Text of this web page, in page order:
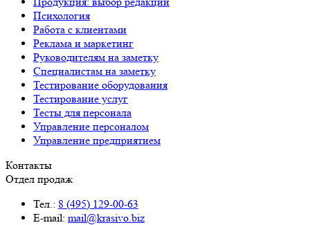
Психология
Работа с клиентами
Реклама и маркетинг
Руководителям на заметку
Специалистам на заметку
Тестирование оборудования
Тестирование услуг
Тесты для персонала
Управление персоналом
Управление предприятием
Контакты
Отдел продаж
Тел.: 8 (495) 129-00-63
E-mail: mail@krasivo.biz